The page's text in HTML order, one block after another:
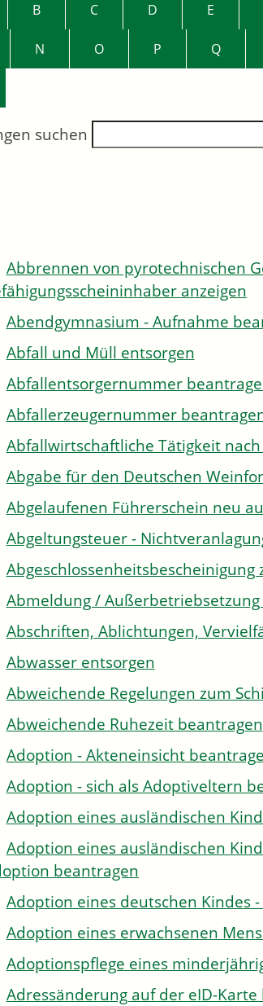
B C D E
N O P Q
suchen
Abbrennen von pyrotechnischen
anzeigen
Abendgymnasium - Aufnahme
Abfall und Müll entsorgen
Abfallentsorgernummer
Abfallerzeugernummer
Abfallwirtschaftliche Tätigkeit
Abgabe für den Deutschen
Abgelaufenen Führerschein neu
Abgeltungsteuer -
Abmeldung /
Abschriften, Ablichtungen,
Abwasser entsorgen
Abweichende Regelungen zum
Abweichende Ruhezeit beantragen
Adoption - Akteneinsicht
Adoption - sich als Adoptiveltern
Adoption eines ausländischen
Adoption eines ausländischen
beantragen
Adoption eines deutschen Kindes
Adoption eines erwachsenen
Adoptionspflege eines
Adressänderung auf der eID-